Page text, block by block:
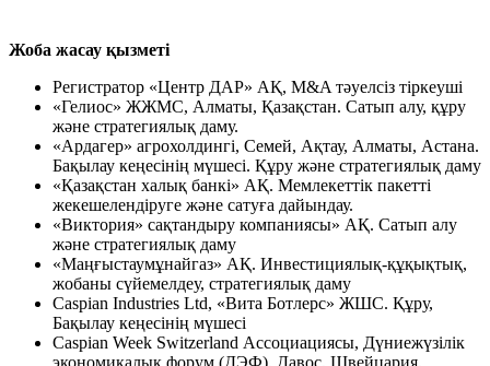
Жоба жасау қызметі
Регистратор «Центр ДАР» АҚ, M&A тәуелсіз тіркеуші
«Гелиос» ЖЖМС, Алматы, Қазақстан. Сатып алу, құру
және стратегиялық даму.
«Ардагер» агрохолдингі, Семей, Ақтау, Алматы, Астана.
Бақылау кеңесінің мүшесі. Құру және стратегиялық даму
«Қазақстан халық банкі» АҚ. Мемлекеттік пакетті
жекешелендіруге және сатуға дайындау.
«Виктория» сақтандыру компаниясы» АҚ. Сатып алу
және стратегиялық даму
«Маңғыстаумұнайгаз» АҚ. Инвестициялық-құқықтық,
жобаны сүйемелдеу, стратегиялық даму
Caspian Industries Ltd, «Вита Ботлерс» ЖШС. Құру,
Бақылау кеңесінің мүшесі
Caspian Week Switzerland Ассоциациясы, Дүниежүзілік
экономикалық форум (ДЭФ), Давос, Швейцария,